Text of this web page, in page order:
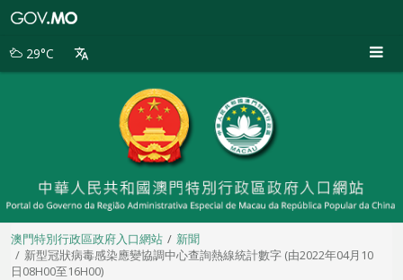
別
29°C
澳門特別行政區政府入口網站
新聞
新型冠狀病毒感染應變協調中心查詢熱線統計數字 (由2022年04月10
日08H00至16H00)